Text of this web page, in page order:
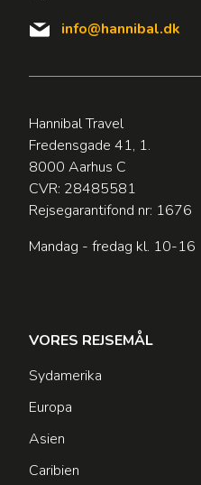
info@hannibal.dk
Hannibal Travel
Fredensgade 41, 1.
8000 Aarhus C
CVR: 28485581
Rejsegarantifond nr: 1676
Mandag - fredag kl. 10-16
VORES REJSEMÅL
Sydamerika
Europa
Asien
Caribien